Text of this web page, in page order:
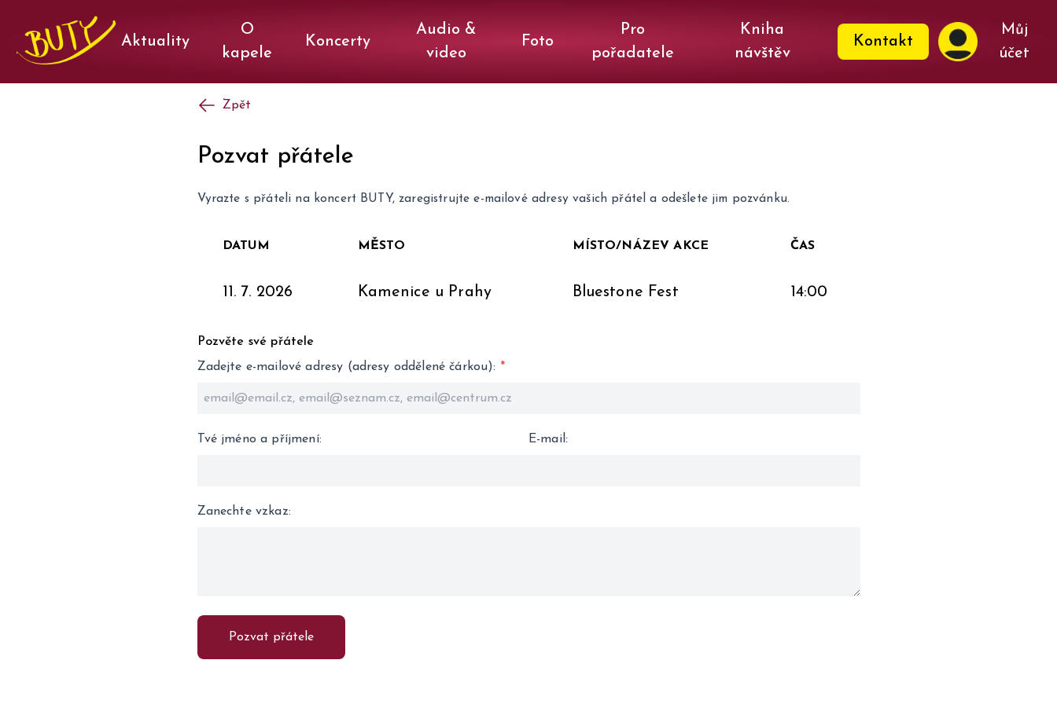
Aktuality
O
kapele
Koncerty
Audio &
video
Foto
Pro
pořadatele
Kniha
návštěv
Kontakt
Můj
účet
Zpět
Pozvat přátele
Vyrazte s přáteli na koncert BUTY, zaregistrujte e-mailové adresy vašich přátel a odešlete jim pozvánku.
DATUM MĚSTO MÍSTO/NÁZEV AKCE ČAS
11. 7. 2026 Kamenice u Prahy Bluestone Fest 14:00
Pozvěte své přátele
Zadejte e-mailové adresy (adresy oddělené čárkou): *
Tvé jméno a příjmení: E-mail :
Zanechte vzkaz:
Pozvat přátele